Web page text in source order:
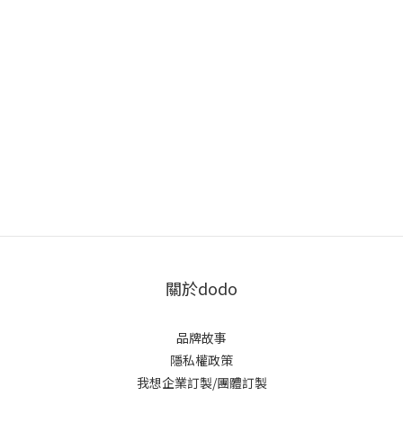
關於dodo
品牌故事
隱私權政策
我想企業訂製/團體訂製